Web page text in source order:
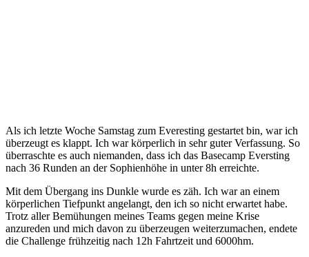
Als ich letzte Woche Samstag zum Everesting gestartet bin, war ich
überzeugt es klappt. Ich war körperlich in sehr guter Verfassung. So
überraschte es auch niemanden, dass ich das Basecamp Eversting
nach 36 Runden an der Sophienhöhe in unter 8h erreichte.
Mit dem Übergang ins Dunkle wurde es zäh. Ich war an einem
körperlichen Tiefpunkt angelangt, den ich so nicht erwartet habe.
Trotz aller Bemühungen meines Teams gegen meine Krise
anzureden und mich davon zu überzeugen weiterzumachen, endete
die Challenge frühzeitig nach 12h Fahrtzeit und 6000hm.